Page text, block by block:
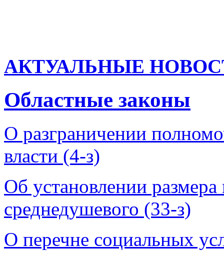
АКТУАЛЬНЫЕ
Областные законы
О разграничении
власти (4-з)
Об установлении
среднедушевого (33-з)
О перечне социальных